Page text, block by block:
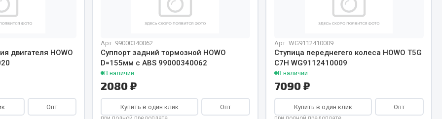
Фильтры DONALDSON
Весь раздел Весь раздел
Автохимия
двигателя HOWO
Опт
Арт. 99000340062
Суппорт задний тормозной HOWO
D=155мм с ABS 99000340062
В наличии
2080 ₽
Купить в один клик Опт
Арт. WG9112410009
Ступица переднегего колеса HOWO T5G
C7H WG9112410009
В наличии
7090 ₽
Купить в один клик Опт